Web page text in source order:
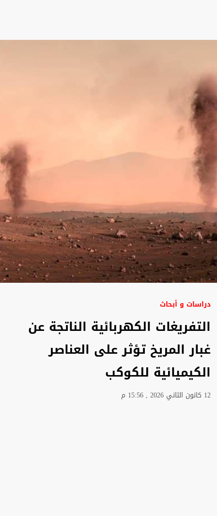
دراسات و أبحاث
التفريغات الكهربائية الناتجة عن
غبار المريخ تؤثر على العناصر
الكيميائية للكوكب
12 كانون الثاني 2026 , 15:56 م